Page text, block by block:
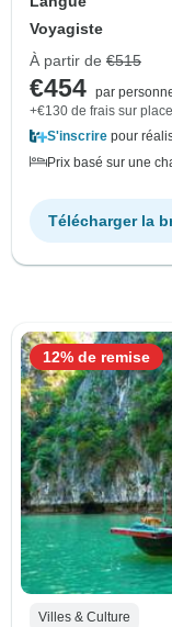
Voyagiste
À partir de €515
€454 par
+€130 de frais sur place
S'inscrire pour
Prix basé sur une
Télécharger la
Villes & Culture
12% de remise